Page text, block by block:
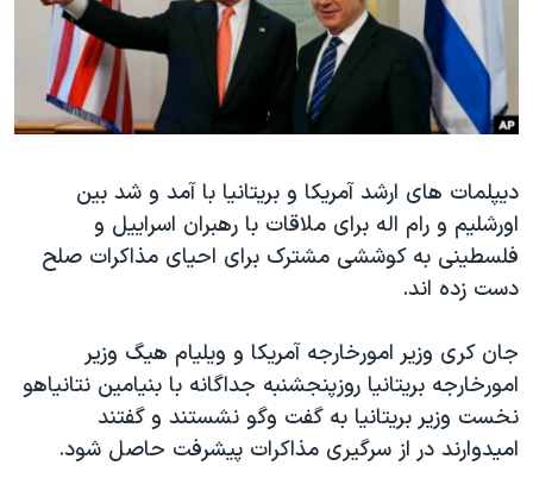
فرهنگ و زندگی
حقوق شهروندی
اقتصادی
اسرائیل در جنگ
گالری عکس
آرشیو پخش زنده
مستندها
انتخابات ریاست جمهوری آمریکا ۲۰۲۴
حمله جمهوری اسلامی به اسرائیل
ورزش زنان در ایران
اعتراضات زن، زندگی، آزادی
مجموعه مستندهای دادخواهی
دادگاه حمید نوری
چهل سال گروگان‌گیری
قانون شفافیت دارائی کادر رهبری ایران
دنبال کنید
زبانهای مختلف
دیپلمات های ارشد آمریکا و بریتانیا با آمد و شد بین
اورشلیم و رام اله برای ملاقات با رهبران اسراییل و
فلسطینی به کوششی مشترک برای احیای مذاکرات صلح
دست زده اند.
جان کری وزیر امورخارجه آمریکا و ویلیام هیگ وزیر
امورخارجه بریتانیا روزپنجشنبه جداگانه با بنیامین نتانیاهو
نخست وزیر بریتانیا به گفت وگو نشستند و گفتند
امیدوارند در از سرگیری مذاکرات پیشرفت حاصل شود.